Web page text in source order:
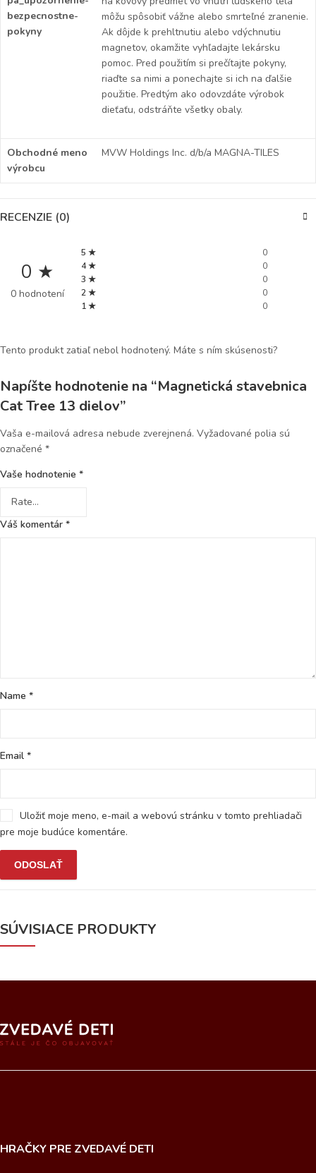
bezpecnostne-
pokyny
môžu spôsobiť vážne alebo smrteľné zranenie.
Ak dôjde k prehltnutiu alebo vdýchnutiu
magnetov, okamžite vyhľadajte lekársku
pomoc. Pred použitím si prečítajte pokyny,
riaďte sa nimi a ponechajte si ich na ďalšie
použitie. Predtým ako odovzdáte výrobok
dieťaťu, odstráňte všetky obaly.
Obchodné meno
výrobcu
MVW Holdings Inc. d/b/a MAGNA-TILES
RECENZIE (0)
0 ★
0 hodnotení
5 ★
0
4 ★
0
3 ★
0
2 ★
0
1 ★
0
Tento produkt zatiaľ nebol hodnotený. Máte s ním skúsenosti?
Napíšte hodnotenie na “Magnetická stavebnica
Cat Tree 13 dielov”
Vaša e-mailová adresa nebude zverejnená. Vyžadované polia sú
označené *
Vaše hodnotenie *
Váš komentár *
Name *
Email *
Uložiť moje meno, e-mail a webovú stránku v tomto prehliadači
pre moje budúce komentáre.
SÚVISIACE PRODUKTY
HRAČKY PRE ZVEDAVÉ DETI